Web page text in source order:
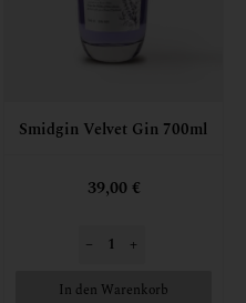
Smidgin Velvet Gin 700ml
39,00 €
– +
In den Warenkorb